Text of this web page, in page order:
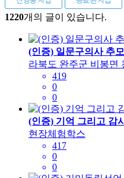
1220개의 글이 있습니다.
(인증) 일문구의사 추
라북도 완주군 비봉면
419
0
0
(인증) 기억 그리고 감
현장체험학스
417
0
0